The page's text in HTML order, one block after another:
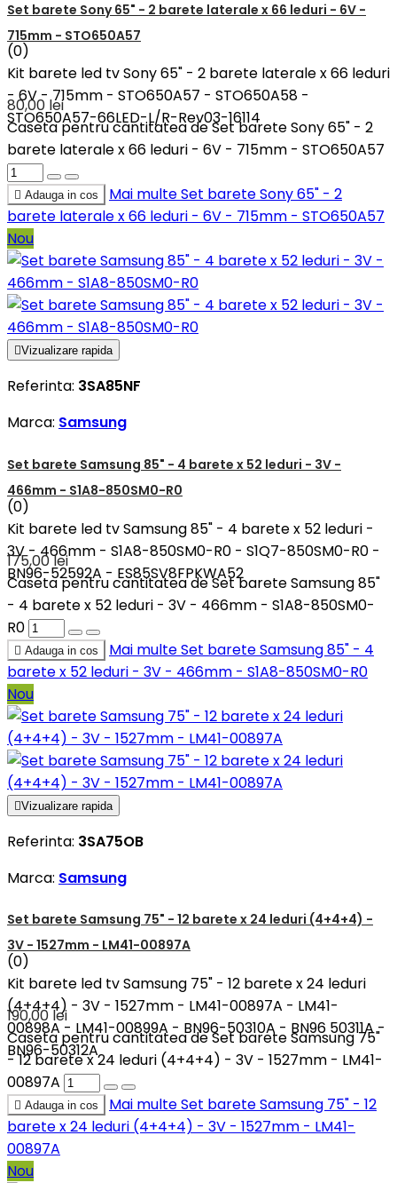
Set barete Sony 65" - 2 barete laterale x 66 leduri - 6V -
715mm - STO650A57
(0)
Kit barete led tv Sony 65" - 2 barete laterale x 66 leduri
- 6V - 715mm - STO650A57 - STO650A58 -
STO650A57-66LED-L/R-Rev03-16114
80,00 lei
Caseta pentru cantitatea de Set barete Sony 65" - 2
barete laterale x 66 leduri - 6V - 715mm - STO650A57
 Adauga in cos Mai multeSet barete Sony 65" - 2
barete laterale x 66 leduri - 6V - 715mm - STO650A57
Nou
Vizualizare rapida
Referinta: 3SA85NF
Marca: Samsung
Set barete Samsung 85" - 4 barete x 52 leduri - 3V -
466mm - S1A8-850SM0-R0
(0)
Kit barete led tv Samsung 85" - 4 barete x 52 leduri -
3V - 466mm - S1A8-850SM0-R0 - S1Q7-850SM0-R0 -
BN96-52592A - ES85SV8FPKWA52
175,00 lei
Caseta pentru cantitatea de Set barete Samsung 85"
- 4 barete x 52 leduri - 3V - 466mm - S1A8-850SM0-
R0
 Adauga in cos Mai multeSet barete Samsung 85" - 4
barete x 52 leduri - 3V - 466mm - S1A8-850SM0-R0
Nou
Vizualizare rapida
Referinta: 3SA75OB
Marca: Samsung
Set barete Samsung 75" - 12 barete x 24 leduri (4+4+4) -
3V - 1527mm - LM41-00897A
(0)
Kit barete led tv Samsung 75" - 12 barete x 24 leduri
(4+4+4) - 3V - 1527mm - LM41-00897A - LM41-
00898A - LM41-00899A - BN96-50310A - BN96 50311A -
BN96-50312A
190,00 lei
Caseta pentru cantitatea de Set barete Samsung 75"
- 12 barete x 24 leduri (4+4+4) - 3V - 1527mm - LM41-
00897A
 Adauga in cos Mai multeSet barete Samsung 75" - 12
barete x 24 leduri (4+4+4) - 3V - 1527mm - LM41-
00897A
Nou